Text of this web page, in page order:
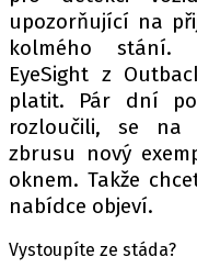
upozorňující na
kolmého stání.
EyeSight z
platit. Pár dní
rozloučili, se na
zbrusu nový
oknem. Takže
nabídce objeví.
Vystoupíte ze stáda?